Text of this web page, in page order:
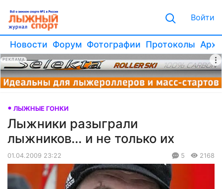
Войти
Новости Форум Фотографии Протоколы
РЕКЛАМА
ЛЫЖНЫЕ ГОНКИ
Лыжники разыграли
лыжников... и не только их
01.04.2009 23:22 5 2168